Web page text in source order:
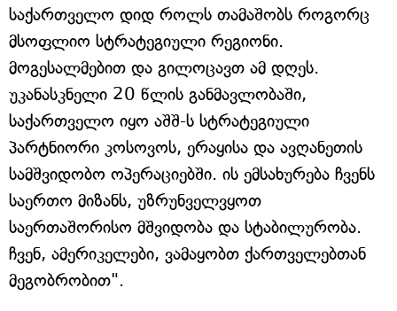
საქართველო დიდ როლს თამაშობს როგორც
მსოფლიო სტრატეგიული რეგიონი.
მოგესალმებით და გილოცავთ ამ დღეს.
უკანასკნელი 20 წლის განმავლობაში,
საქართველო იყო აშშ-ს სტრატეგიული
პარტნიორი კოსოვოს, ერაყისა და ავღანეთის
სამშვიდობო ოპერაციებში. ის ემსახურება ჩვენს
საერთო მიზანს, უზრუნველვყოთ
საერთაშორისო მშვიდობა და სტაბილურობა.
ჩვენ, ამერიკელები, ვამაყობთ ქართველებთან
მეგობრობით".